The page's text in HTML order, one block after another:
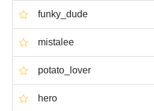
funky_dude
mistalee
potato_lover
hero